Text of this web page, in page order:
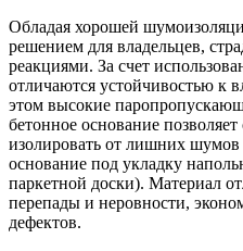
Обладая хорошей
решением для владельцев,
реакциями. За счет
отличаются устойчивостью к
этом высокие
бетонное основание
изолировать от лишних шумов
основание под укладку
паркетной доски). Материал
перепады и неровности,
дефектов.